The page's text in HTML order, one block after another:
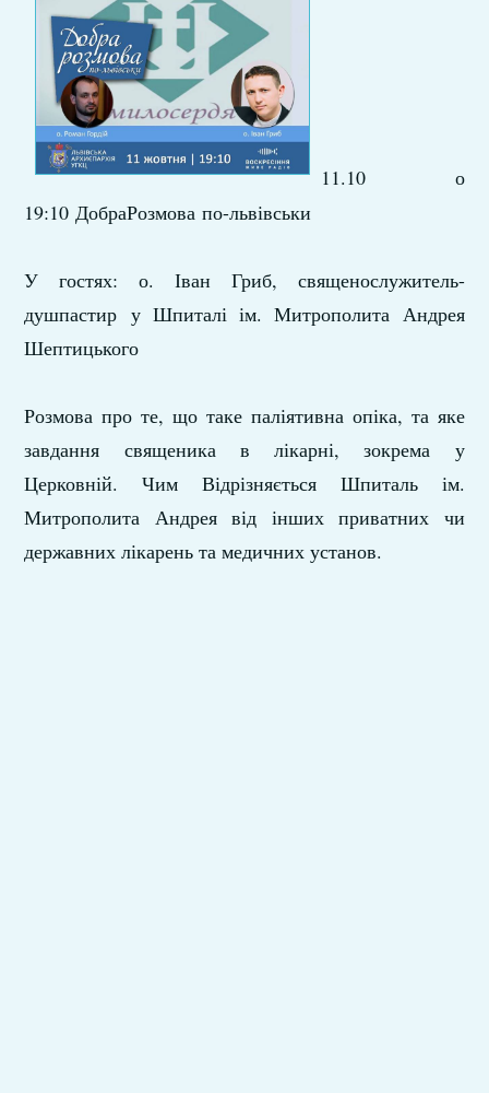
11.10 о
19:10 ДобраРозмова по-львівськи
У гостях: о. Іван Гриб, священослужитель-
душпастир у Шпиталі ім. Митрополита Андрея
Шептицького
Розмова про те, що таке паліятивна опіка, та яке
завдання священика в лікарні, зокрема у
Церковній. Чим Відрізняється Шпиталь ім.
Митрополита Андрея від інших приватних чи
державних лікарень та медичних установ.